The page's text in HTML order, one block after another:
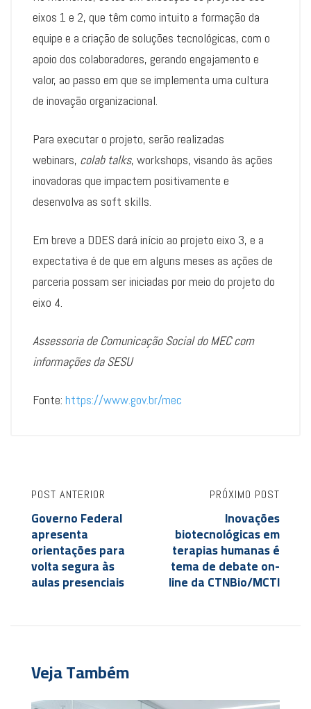
eixos 1 e 2, que têm como intuito a formação da
equipe e a criação de soluções tecnológicas, com o
apoio dos colaboradores, gerando engajamento e
valor, ao passo em que se implementa uma cultura
de inovação organizacional.
Para executar o projeto, serão realizadas
webinars, colab talks, workshops, visando às ações
inovadoras que impactem positivamente e
desenvolva as soft skills.
Em breve a DDES dará início ao projeto eixo 3, e a
expectativa é de que em alguns meses as ações de
parceria possam ser iniciadas por meio do projeto do
eixo 4.
Assessoria de Comunicação Social do MEC com
informações da SESU
Fonte: https://www.gov.br/mec
POST ANTERIOR
Governo Federal
apresenta
orientações para
volta segura às
aulas presenciais
PRÓXIMO POST
Inovações
biotecnológicas em
terapias humanas é
tema de debate on-
line da CTNBio/MCTI
Veja Também